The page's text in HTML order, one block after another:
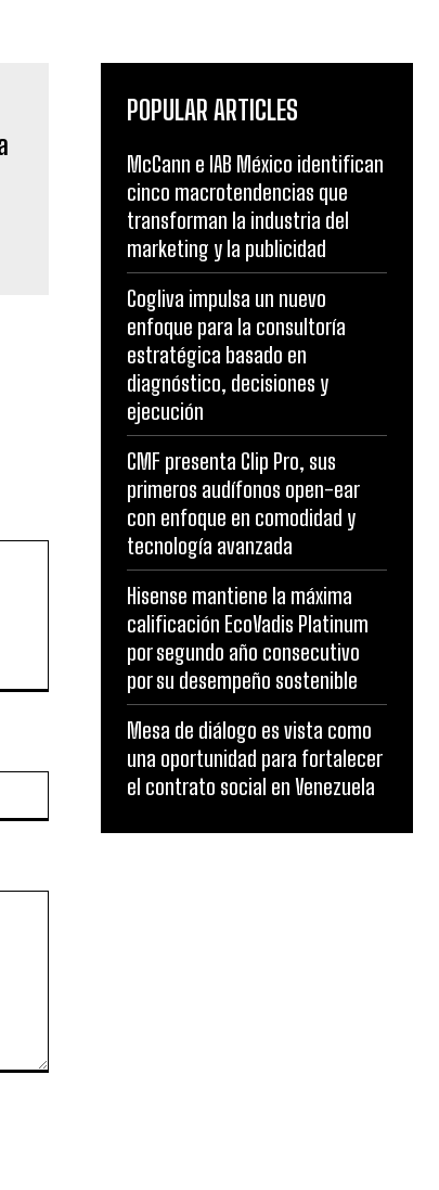
POPULAR ARTICLES
McCann e IAB México identifican
cinco macrotendencias que
transforman la industria del
marketing y la publicidad
Cogliva impulsa un nuevo
enfoque para la consultoría
estratégica basado en
diagnóstico, decisiones y
ejecución
CMF presenta Clip Pro, sus
primeros audífonos open-ear
con enfoque en comodidad y
tecnología avanzada
Hisense mantiene la máxima
calificación EcoVadis Platinum
por segundo año consecutivo
por su desempeño sostenible
Mesa de diálogo es vista como
una oportunidad para fortalecer
el contrato social en Venezuela